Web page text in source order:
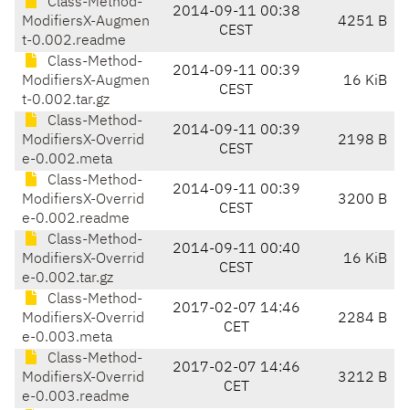
ModifiersX-Augmen
t-0.002.readme
2014-09-11 00:38
CEST
4251 B
Class-Method-
ModifiersX-Augmen
t-0.002.tar.gz
2014-09-11 00:39
CEST
16 KiB
Class-Method-
ModifiersX-Overrid
e-0.002.meta
2014-09-11 00:39
CEST
2198 B
Class-Method-
ModifiersX-Overrid
e-0.002.readme
2014-09-11 00:39
CEST
3200 B
Class-Method-
ModifiersX-Overrid
e-0.002.tar.gz
2014-09-11 00:40
CEST
16 KiB
Class-Method-
ModifiersX-Overrid
e-0.003.meta
2017-02-07 14:46
CET
2284 B
Class-Method-
ModifiersX-Overrid
e-0.003.readme
2017-02-07 14:46
CET
3212 B